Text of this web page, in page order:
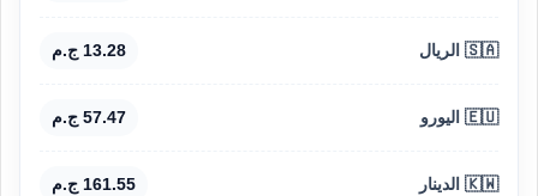
🇸🇦 الريال 13.28 ج.م
🇪🇺 اليورو 57.47 ج.م
🇰🇼 الدينار 161.55 ج.م